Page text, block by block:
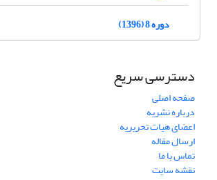
دوره 8 (1396)
دسترسی سریع
صفحه اصلی
درباره نشریه
اعضای هیات تحریریه
ارسال مقاله
تماس با ما
نقشه سایت